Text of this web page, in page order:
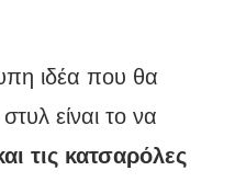
ιδέα που θα
είναι το να
τις κατσαρόλες